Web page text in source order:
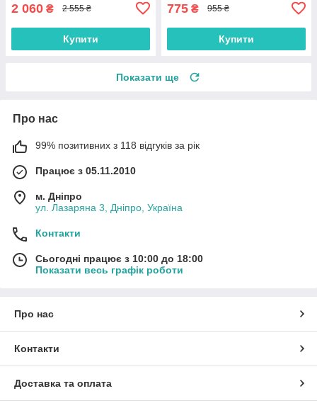
2 060 ₴ 2 555 ₴
Купити
775 ₴ 955 ₴
Купити
Показати ще
Про нас
99% позитивних з 118 відгуків за рік
Працює з 05.11.2010
м. Дніпро
ул. Лазаряна 3, Дніпро, Україна
Контакти
Сьогодні працює з 10:00 до 18:00
Показати весь графік роботи
Про нас
Контакти
Доставка та оплата